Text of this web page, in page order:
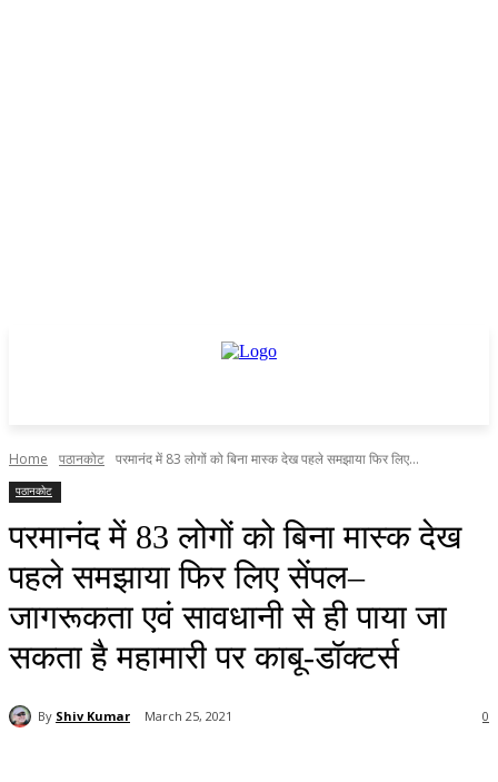
Home पठानकोट परमानंद में 83 लोगों को बिना मास्क देख पहले समझाया फिर लिए...
पठानकोट
परमानंद में 83 लोगों को बिना मास्क देख
पहले समझाया फिर लिए सेंपल–
जागरूकता एवं सावधानी से ही पाया जा
सकता है महामारी पर काबू-डॉक्टर्स
By Shiv Kumar March 25, 2021 0